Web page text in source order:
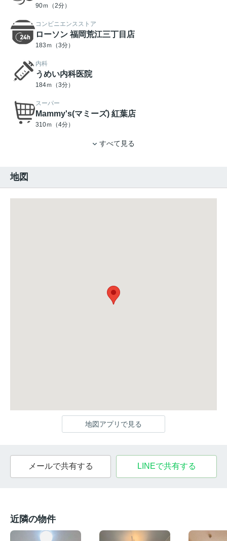
90ｍ（2分）
コンビニエンスストア
ローソン 福岡荒江三丁目店
183ｍ（3分）
内科
うめい内科医院
184ｍ（3分）
スーパー
Mammy's(マミーズ) 紅葉店
310ｍ（4分）
すべて見る
地図
地図アプリで見る
メールで共有する LINEで共有する
近隣の物件